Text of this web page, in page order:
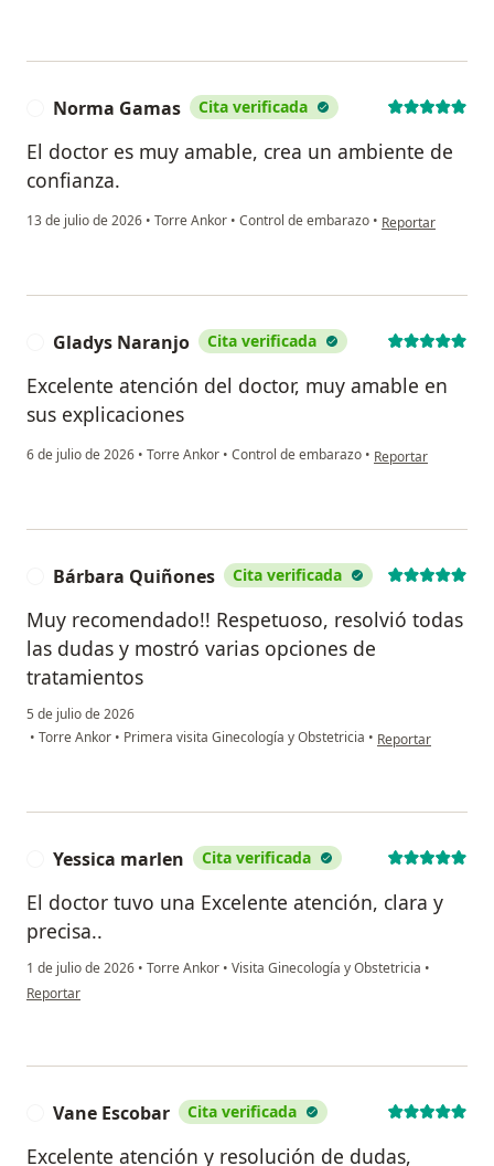
Norma Gamas Cita verificada
El doctor es muy amable, crea un ambiente de
confianza.
13 de julio de 2026 • Torre Ankor • Control de embarazo • en opinión del
Reportar
Gladys Naranjo Cita verificada
Excelente atención del doctor, muy amable en
sus explicaciones
6 de julio de 2026 • Torre Ankor • Control de embarazo • en opinión del
Reportar
Bárbara Quiñones Cita verificada
Muy recomendado!! Respetuoso, resolvió todas
las dudas y mostró varias opciones de
tratamientos
5 de julio de 2026
• Torre Ankor • Primera visita Ginecología y Obstetricia • en opinión del
Reportar
Yessica marlen Cita verificada
El doctor tuvo una Excelente atención, clara y
precisa..
1 de julio de 2026 • Torre Ankor • Visita Ginecología y Obstetricia •
en opinión del usuario Yessica marlen
Reportar
Vane Escobar Cita verificada
Excelente atención y resolución de dudas,